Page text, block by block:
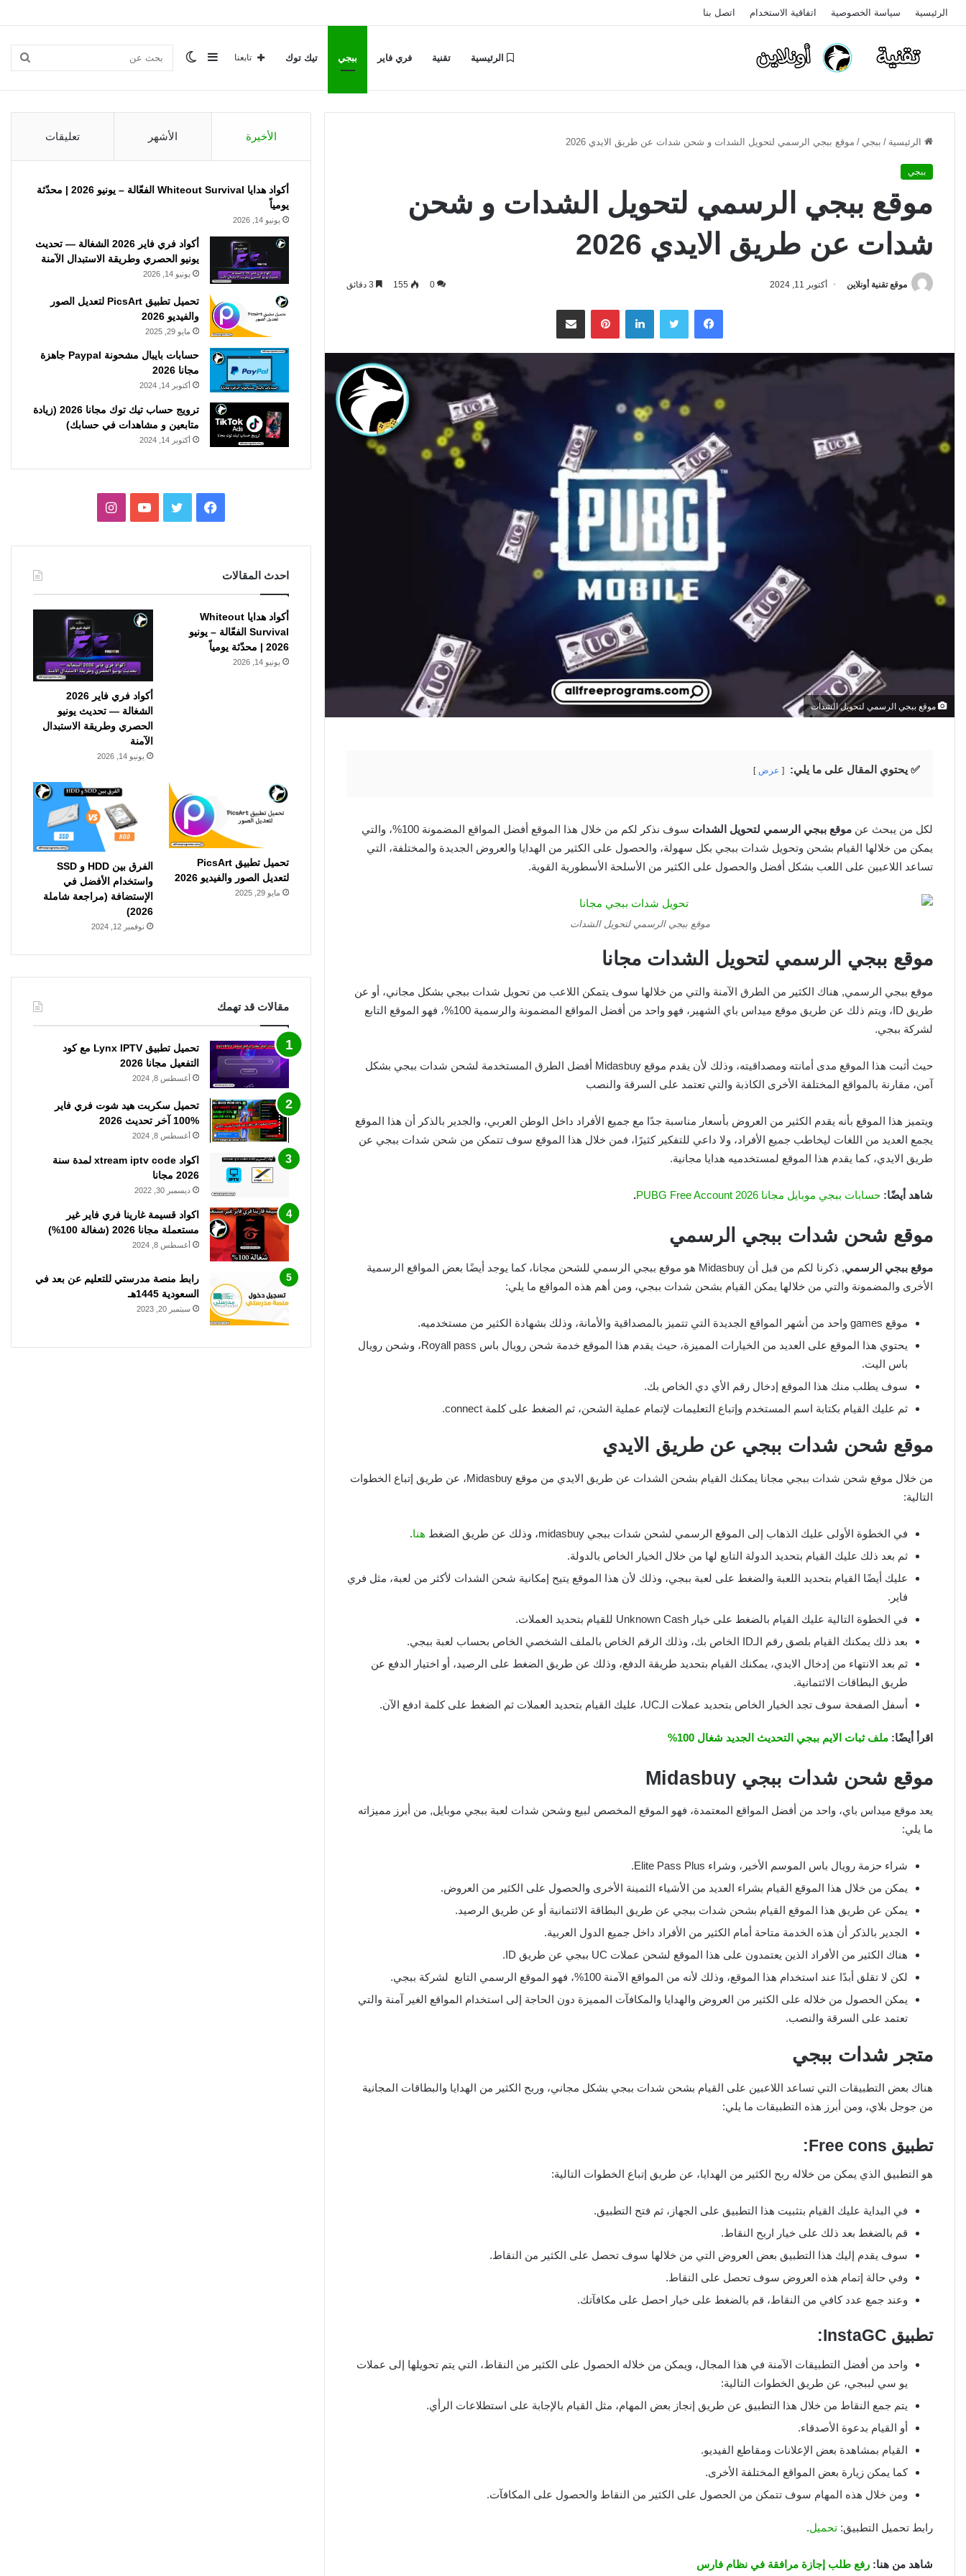
الرئيسية سياسة الخصوصية اتفاقية الاستخدام اتصل بنا
الرئيسية تقنية فري فاير ببجي تيك توك بحث الوضعإضافة
جانبي
تابعنا
الرئيسية / ببجي / موقع ببجي الرسمي لتحويل الشدات و شحن شدات عن طريق الايدي 2026
ببجي
موقع ببجي الرسمي لتحويل الشدات و شحن
شدات عن طريق الايدي 2026
موقع تقنية أونلاين أكتوبر 11, 2024 0
155
فيسبوك تويتر لينكدإن بينتيريستمشاركة عبر البريد
موقع ببجي الرسمي لتحويل الشدات
✅ يحتوي المقال على ما يلي: عرض
لكل من يبحث عن موقع ببجي الرسمي لتحويل الشدات
سوف نذكر لكم من خلال هذا الموقع أفضل المواقع المضمونة 100%، والتي
يمكن من خلالها القيام بشحن وتحويل شدات ببجي بكل سهولة، والحصول على الكثير من الهدايا والعروض الجديدة والمختلفة، التي
تساعد اللاعبين على اللعب بشكل أفضل والحصول على الكثير من الأسلحة الأسطورية القوية.
موقع ببجي الرسمي لتحويل الشدات
موقع ببجي الرسمي لتحويل الشدات مجانا
موقع ببجي الرسمي, هناك الكثير من الطرق الآمنة والتي من خلالها سوف يتمكن اللاعب من تحويل شدات ببجي بشكل مجاني، أو عن
طريق ID، ويتم ذلك عن طريق موقع ميداس باي الشهير، فهو واحد من أفضل المواقع المضمونة والرسمية 100%، فهو الموقع التابع
لشركة ببجي.
حيث أثبت هذا الموقع مدى أمانته ومصداقيته، وذلك لأن يقدم موقع Midasbuy أفضل الطرق المستخدمة لشحن شدات ببجي بشكل
آمن، مقارنة بالمواقع المختلفة الأخرى الكاذبة والتي تعتمد على السرقة والنصب
ويتميز هذا الموقع بأنه يقدم الكثير من العروض بأسعار مناسبة جدًا مع جميع الأفراد داخل الوطن العربي، والجدير بالذكر أن هذا الموقع
يجمع العديد من اللغات ليخاطب جميع الأفراد، ولا داعي للتفكير كثيرًا، فمن خلال هذا الموقع سوف تتمكن من شحن شدات ببجي عن
طريق الايدي، كما يقدم هذا الموقع لمستخدميه هدايا مجانية.
شاهد أيضًا: حسابات ببجي موبايل مجانا 2026 PUBG Free Account .
موقع شحن شدات ببجي الرسمي
موقع ببجي الرسمي
, ذكرنا لكم من قبل أن Midasbuy هو موقع ببجي الرسمي للشحن مجانا، كما يوجد أيضًا بعض المواقع الرسمية
الأخرى والمضمونة والتي من خلالها يمكن القيام بشحن شدات ببجي، ومن أهم هذه المواقع ما يلي:
موقع games واحد من أشهر المواقع الجديدة التي تتميز بالمصداقية والأمانة، وذلك بشهادة الكثير من مستخدميه.
يحتوي هذا الموقع على العديد من الخيارات المميزة، حيث يقدم هذا الموقع خدمة شحن رويال باس Royall pass، وشحن رويال
باس اليت.
سوف يطلب منك هذا الموقع إدخال رقم الأي دي الخاص بك.
ثم عليك القيام بكتابة اسم المستخدم وإتباع التعليمات لإتمام عملية الشحن، ثم الضغط على كلمة connect.
موقع شحن شدات ببجي عن طريق الايدي
من خلال موقع شحن شدات ببجي مجانا يمكنك القيام بشحن الشدات عن طريق الايدي من موقع Midasbuy، عن طريق إتباع الخطوات
التالية:
في الخطوة الأولى عليك الذهاب إلى الموقع الرسمي لشحن شدات ببجي midasbuy، وذلك عن طريق الضغط هنا.
ثم بعد ذلك عليك القيام بتحديد الدولة التابع لها من خلال الخيار الخاص بالدولة.
عليك أيضًا القيام بتحديد اللعبة والضغط على لعبة ببجي، وذلك لأن هذا الموقع يتيح إمكانية شحن الشدات لأكثر من لعبة، مثل فري
فاير.
في الخطوة التالية عليك القيام بالضغط على خيار Unknown Cash للقيام بتحديد العملات.
بعد ذلك يمكنك القيام بلصق رقم الـID الخاص بك، وذلك الرقم الخاص بالملف الشخصي الخاص بحساب لعبة ببجي.
ثم بعد الانتهاء من إدخال الايدي، يمكنك القيام بتحديد طريقة الدفع، وذلك عن طريق الضغط على الرصيد، أو اختيار الدفع عن
طريق البطاقات الائتمانية.
أسفل الصفحة سوف تجد الخيار الخاص بتحديد عملات الـUC، عليك القيام بتحديد العملات ثم الضغط على كلمة ادفع الآن.
اقرأ أيضًا: ملف ثبات الايم ببجي التحديث الجديد شغال 100%
موقع شحن شدات ببجي Midasbuy
يعد موقع ميداس باي، واحد من أفضل المواقع المعتمدة، فهو الموقع المخصص لبيع وشحن شدات لعبة ببجي موبايل, من أبرز مميزاته
ما يلي:
شراء حزمة رويال باس الموسم الأخير، وشراء Elite Pass Plus.
يمكن من خلال هذا الموقع القيام بشراء العديد من الأشياء الثمينة الأخرى والحصول على الكثير من العروض.
يمكن عن طريق هذا الموقع القيام بشحن شدات ببجي عن طريق البطاقة الائتمانية أو عن طريق الرصيد.
الجدير بالذكر أن هذه الخدمة متاحة أمام الكثير من الأفراد داخل جميع الدول العربية.
هناك الكثير من الأفراد الذين يعتمدون على هذا الموقع لشحن عملات UC ببجي عن طريق ID.
لكن لا تقلق أبدًا عند استخدام هذا الموقع، وذلك لأنه من المواقع الآمنة 100%، فهو الموقع الرسمي التابع لشركة ببجي.
يمكن الحصول من خلاله على الكثير من العروض والهدايا والمكافآت المميزة دون الحاجة إلى استخدام المواقع الغير آمنة والتي
تعتمد على السرقة والنصب.
متجر شدات ببجي
هناك بعض التطبيقات التي تساعد اللاعبين على القيام بشحن شدات ببجي بشكل مجاني، وربح الكثير من الهدايا والبطاقات المجانية
من جوجل بلاي، ومن أبرز هذه التطبيقات ما يلي:
تطبيق Free cons:
هو التطبيق الذي يمكن من خلاله ربح الكثير من الهدايا، عن طريق إتباع الخطوات التالية:
في البداية عليك القيام بتثبيت هذا التطبيق على الجهاز، ثم فتح التطبيق.
قم بالضغط بعد ذلك على خيار اربح النقاط.
سوف يقدم إليك هذا التطبيق بعض العروض التي من خلالها سوف تحصل على الكثير من النقاط.
وفي حالة إتمام هذه العروض سوف تحصل على النقاط.
وعند جمع عدد كافي من النقاط، قم بالضغط على خيار احصل على مكافآتك.
تطبيق InstaGC:
واحد من أفضل التطبيقات الآمنة في هذا المجال، ويمكن من خلاله الحصول على الكثير من النقاط، التي يتم تحويلها إلى عملات
يو سي لببجي، عن طريق الخطوات التالية:
يتم جمع النقاط من خلال هذا التطبيق عن طريق إنجاز بعض المهام، مثل القيام بالإجابة على استطلاعات الرأي.
أو القيام بدعوة الأصدقاء.
القيام بمشاهدة بعض الإعلانات ومقاطع الفيديو.
كما يمكن زيارة بعض المواقع المختلفة الأخرى.
ومن خلال هذه المهام سوف تتمكن من الحصول على الكثير من النقاط والحصول على المكافآت.
رابط تحميل التطبيق: تحميل.
شاهد من هنا: رفع طلب إجازة مرافقة في نظام فارس
الأخيرة الأشهر تعليقات
أكواد هدايا Whiteout Survival الفعّالة – يونيو 2026 | محدّثة
يومياً
يونيو 14, 2026
أكواد فري فاير 2026 الشغالة — تحديث
يونيو الحصري وطريقة الاستبدال الآمنة
يونيو 14, 2026
تحميل تطبيق PicsArt لتعديل الصور
والفيديو 2026
مايو 29, 2025
حسابات بايبال مشحونة Paypal جاهزة
مجانا 2026
أكتوبر 14, 2024
ترويج حساب تيك توك مجانا 2026 (زيادة
متابعين و مشاهدات في حسابك)
أكتوبر 14, 2024
فيسبوكتويتر يوتيوبانستقرام
احدث المقالات
أكواد هدايا Whiteout
Survival الفعّالة – يونيو
2026 | محدّثة يومياً
يونيو 14, 2026
أكواد فري فاير 2026
الشغالة — تحديث يونيو
الحصري وطريقة الاستبدال
الآمنة
يونيو 14, 2026
تحميل تطبيق PicsArt
لتعديل الصور والفيديو 2026
مايو 29, 2025
الفرق بين HDD و SSD
واستخدام الأفضل في
الإستضافة (مراجعة شاملة
2026)
نوفمبر 12, 2024
مقالات قد تهمك
تحميل تطبيق Lynx IPTV مع كود
التفعيل مجانا 2026
أغسطس 8, 2024
تحميل سكربت هيد شوت فري فاير
%100 آخر تحديث 2026
أغسطس 8, 2024
اكواد xtream iptv code لمدة سنة
2026 مجانا
ديسمبر 30, 2022
اكواد قسيمة غارينا فري فاير غير
مستعملة مجانا 2026 (شغالة 100%)
أغسطس 8, 2024
رابط منصة مدرستي للتعليم عن بعد في
السعودية 1445هـ
سبتمبر 20, 2023